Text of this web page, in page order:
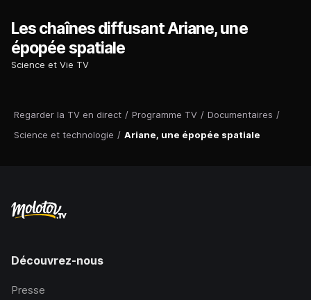
Regarder la TV en direct / Programme TV / Documentaires /
Science et technologie / Ariane, une épopée spatiale
Les chaînes diffusant Ariane, une
épopée spatiale
Science et Vie TV
Découvrez-nous
Presse